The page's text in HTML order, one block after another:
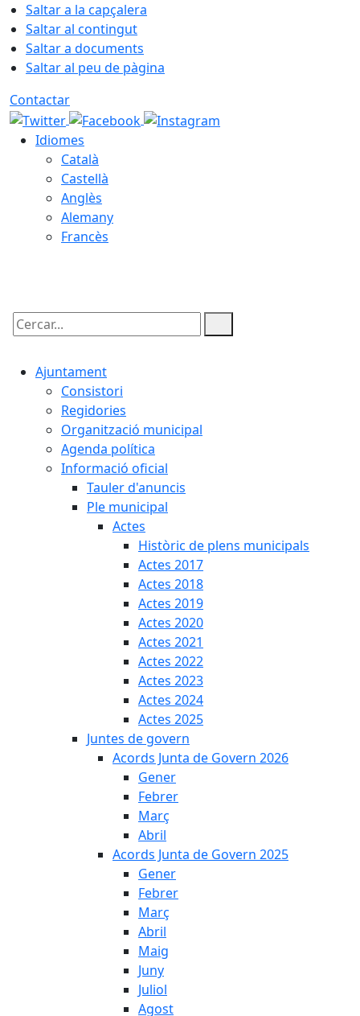
Saltar a la capçalera
Saltar al contingut
Saltar a documents
Saltar al peu de pàgina
Contactar
Idiomes
Català
Castellà
Anglès
Alemany
Francès
Cercar:
Ajuntament
Consistori
Regidories
Organització municipal
Agenda política
Informació oficial
Tauler d'anuncis
Ple municipal
Actes
Històric de plens municipals
Actes 2017
Actes 2018
Actes 2019
Actes 2020
Actes 2021
Actes 2022
Actes 2023
Actes 2024
Actes 2025
Juntes de govern
Acords Junta de Govern 2026
Gener
Febrer
Març
Abril
Acords Junta de Govern 2025
Gener
Febrer
Març
Abril
Maig
Juny
Juliol
Agost